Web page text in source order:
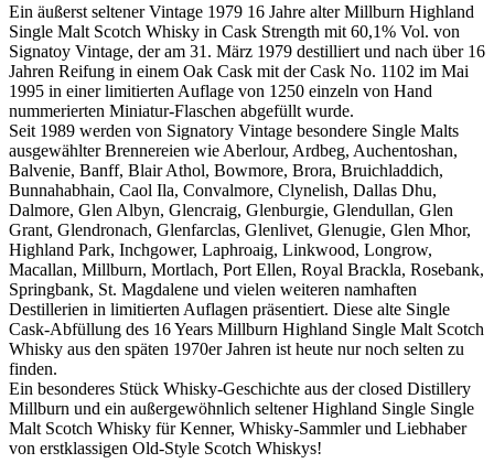
Ein äußerst seltener Vintage 1979 16 Jahre alter Millburn Highland
Single Malt Scotch Whisky in Cask Strength mit 60,1% Vol. von
Signatoy Vintage, der am 31. März 1979 destilliert und nach über 16
Jahren Reifung in einem Oak Cask mit der Cask No. 1102 im Mai
1995 in einer limitierten Auflage von 1250 einzeln von Hand
nummerierten Miniatur-Flaschen abgefüllt wurde.
Seit 1989 werden von Signatory Vintage besondere Single Malts
ausgewählter Brennereien wie Aberlour, Ardbeg, Auchentoshan,
Balvenie, Banff, Blair Athol, Bowmore, Brora, Bruichladdich,
Bunnahabhain, Caol Ila, Convalmore, Clynelish, Dallas Dhu,
Dalmore, Glen Albyn, Glencraig, Glenburgie, Glendullan, Glen
Grant, Glendronach, Glenfarclas, Glenlivet, Glenugie, Glen Mhor,
Highland Park, Inchgower, Laphroaig, Linkwood, Longrow,
Macallan, Millburn, Mortlach, Port Ellen, Royal Brackla, Rosebank,
Springbank, St. Magdalene und vielen weiteren namhaften
Destillerien in limitierten Auflagen präsentiert. Diese alte Single
Cask-Abfüllung des 16 Years Millburn Highland Single Malt Scotch
Whisky aus den späten 1970er Jahren ist heute nur noch selten zu
finden.
Ein besonderes Stück Whisky-Geschichte aus der closed Distillery
Millburn und ein außergewöhnlich seltener Highland Single Single
Malt Scotch Whisky für Kenner, Whisky-Sammler und Liebhaber
von erstklassigen Old-Style Scotch Whiskys!